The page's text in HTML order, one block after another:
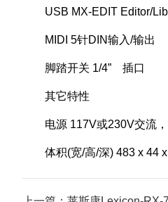
USB MX-EDIT Editor/
MIDI 5针DIN输入/输出
脚踏开关 1/4” 插口
其它特性
电源 117V或230V交流
体积(宽/高/深) 483 x 44